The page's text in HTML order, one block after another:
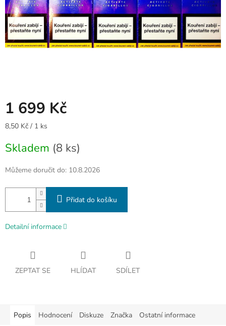
1 699 Kč
Měrná
8,50 Kč / 1 ks
Skladem (8 ks)
Můžeme doručit do: 10.8.2026
Přidat do košíku
Detailní informace
ZEPTAT SE HLÍDAT SDÍLET
Popis Hodnocení Diskuze Značka Ostatní informace